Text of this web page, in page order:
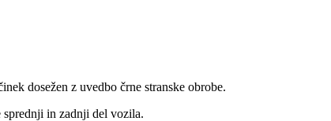
dosežen z uvedbo črne stranske obrobe.
in zadnji del vozila.